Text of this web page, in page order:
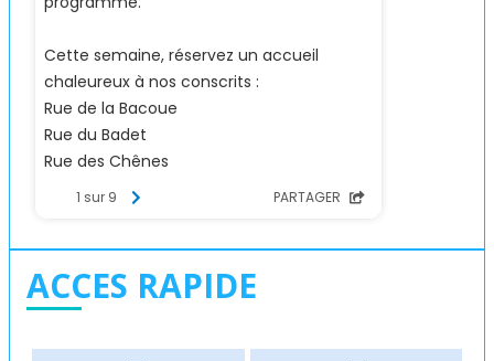
ACCES RAPIDE